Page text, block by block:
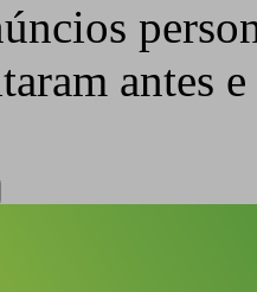
antes